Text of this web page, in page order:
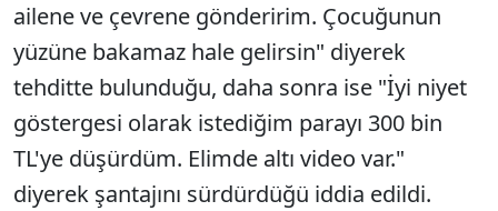
ailene ve çevrene gönderirim. Çocuğunun
yüzüne bakamaz hale gelirsin" diyerek
tehditte bulunduğu, daha sonra ise "İyi niyet
göstergesi olarak istediğim parayı 300 bin
TL'ye düşürdüm. Elimde altı video var."
diyerek şantajını sürdürdüğü iddia edildi.